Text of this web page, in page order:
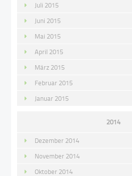
Juli 2015
Juni 2015
Mai 2015
April 2015
März 2015
Februar 2015
Januar 2015
2014
Dezember 2014
November 2014
Oktober 2014